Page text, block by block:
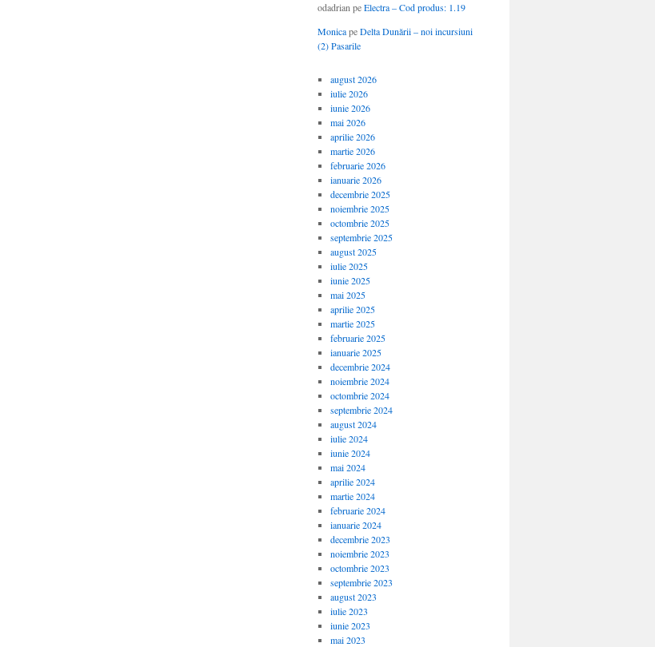
odadrian peElectra – Cod produs: 1.19
MonicapeDelta Dunării – noi incursiuni
(2) Pasarile
august 2026
iulie 2026
iunie 2026
mai 2026
aprilie 2026
martie 2026
februarie 2026
ianuarie 2026
decembrie 2025
noiembrie 2025
octombrie 2025
septembrie 2025
august 2025
iulie 2025
iunie 2025
mai 2025
aprilie 2025
martie 2025
februarie 2025
ianuarie 2025
decembrie 2024
noiembrie 2024
octombrie 2024
septembrie 2024
august 2024
iulie 2024
iunie 2024
mai 2024
aprilie 2024
martie 2024
februarie 2024
ianuarie 2024
decembrie 2023
noiembrie 2023
octombrie 2023
septembrie 2023
august 2023
iulie 2023
iunie 2023
mai 2023